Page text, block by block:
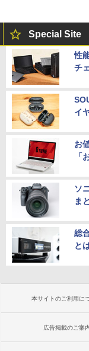
Special Site
性
チ
イ
お
「
ソ
ま
総
と
本サイトのご利用に
広告掲載のご案